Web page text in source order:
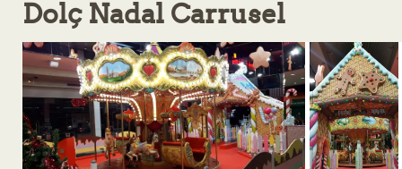
Dolç Nadal Carrusel
Carrusel
Arco de
entrada